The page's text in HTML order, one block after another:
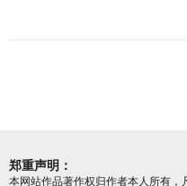
郑重声明：
本网站作品著作权归作者本人所有，